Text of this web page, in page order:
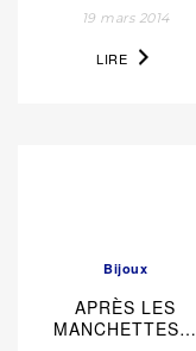
19 mars 2014
LIRE
Bijoux
APRÈS LES
MANCHETTES…